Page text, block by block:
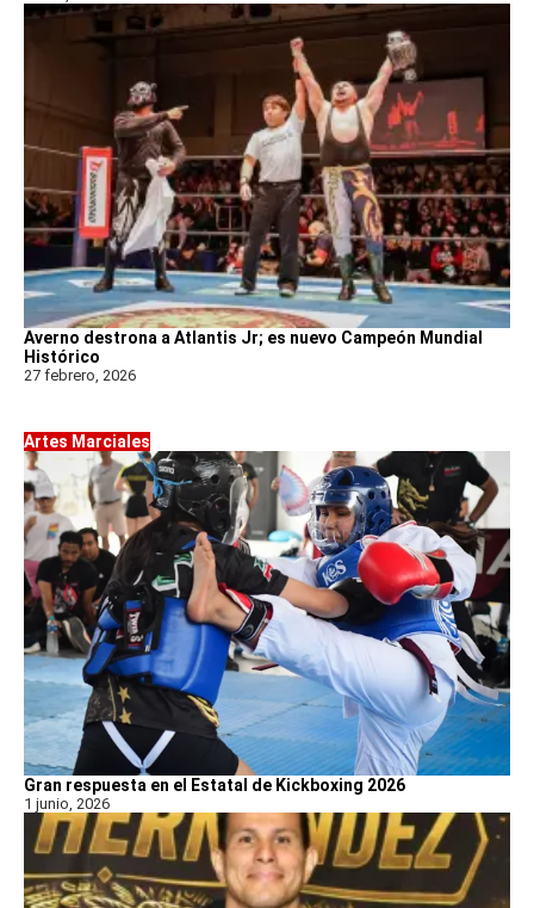
Averno destrona a Atlantis Jr; es nuevo Campeón Mundial
Histórico
27 febrero, 2026
Artes Marciales
Gran respuesta en el Estatal de Kickboxing 2026
1 junio, 2026